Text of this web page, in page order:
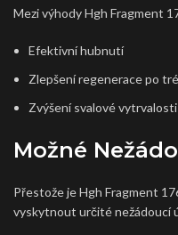
Mezi výhody Hgh Fragment
Efektivní hubnutí
Zlepšení regenerace po
Zvýšení svalové vytrvalosti
Možné
Přestože je Hgh Fragment
vyskytnout určité nežádoucí